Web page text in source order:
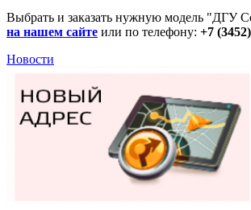
Выбрать и заказать нужную модель "ДГУ
на нашем сайте или по телефону: +7
Новости